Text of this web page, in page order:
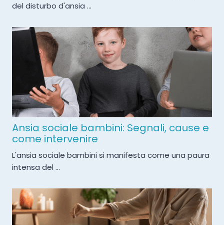
del disturbo d'ansia ...
Ansia sociale bambini: Segnali, cause e
come intervenire
L'ansia sociale bambini si manifesta come una paura
intensa del ...